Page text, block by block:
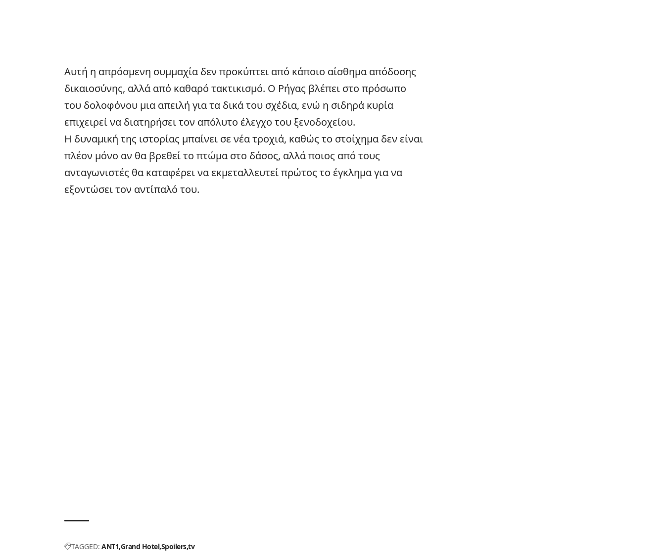
Αυτή η απρόσμενη συμμαχία δεν προκύπτει από κάποιο αίσθημα απόδοσης
δικαιοσύνης, αλλά από καθαρό τακτικισμό. Ο Ρήγας βλέπει στο πρόσωπο
του δολοφόνου μια απειλή για τα δικά του σχέδια, ενώ η σιδηρά κυρία
επιχειρεί να διατηρήσει τον απόλυτο έλεγχο του ξενοδοχείου.
Η δυναμική της ιστορίας μπαίνει σε νέα τροχιά, καθώς το στοίχημα δεν είναι
πλέον μόνο αν θα βρεθεί το πτώμα στο δάσος, αλλά ποιος από τους
ανταγωνιστές θα καταφέρει να εκμεταλλευτεί πρώτος το έγκλημα για να
εξοντώσει τον αντίπαλό του.
TAGGED: ANT1 Grand Hotel Spoilerstv